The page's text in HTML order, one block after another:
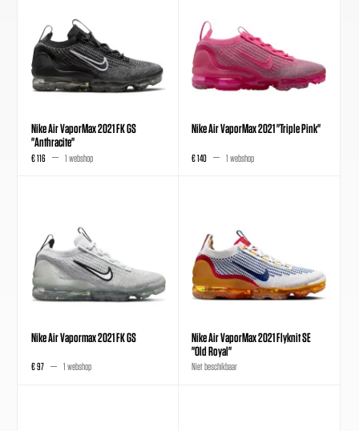
Nike Air VaporMax 2021 FK GS
"Anthracite"
€ 116 1 webshop
Nike Air VaporMax 2021 "Triple Pink"
€ 140 1 webshop
Nike Air Vapormax 2021 FK GS
€ 97 1 webshop
Nike Air VaporMax 2021 Flyknit SE
"Old Royal"
Niet beschikbaar